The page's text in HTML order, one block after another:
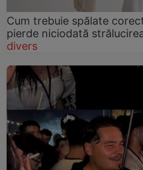
Cum trebuie spălate
pierde niciodată
divers